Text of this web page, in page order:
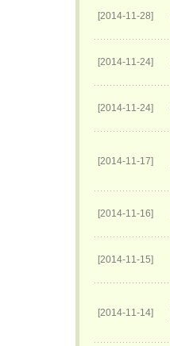
[2014-11-28]
[2014-11-24]
[2014-11-24]
[2014-11-17]
[2014-11-16]
[2014-11-15]
[2014-11-14]